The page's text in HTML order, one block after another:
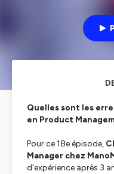
Quelles sont les
en Product
Pour ce 18e épisode,
Manager chez
d'expérience après 3